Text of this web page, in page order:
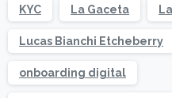
KYC La Gaceta
Lucas Bianchi Etcheberry
onboarding digital